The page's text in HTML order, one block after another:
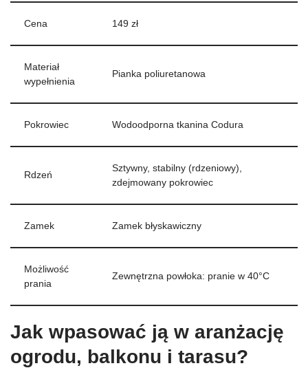
Cena 149 zł
Materiał
wypełnienia
Pianka poliuretanowa
Pokrowiec Wodoodporna tkanina Codura
Rdzeń
Sztywny, stabilny (rdzeniowy),
zdejmowany pokrowiec
Zamek Zamek błyskawiczny
Możliwość
prania
Zewnętrzna powłoka: pranie w 40°C
Jak wpasować ją w aranżację
ogrodu, balkonu i tarasu?